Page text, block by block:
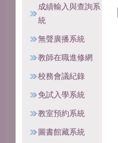
成績輸入與查詢系
統
無聲廣播系統
教師在職進修網
校務會議紀錄
免試入學系統
教室預約系統
圖書館藏系統